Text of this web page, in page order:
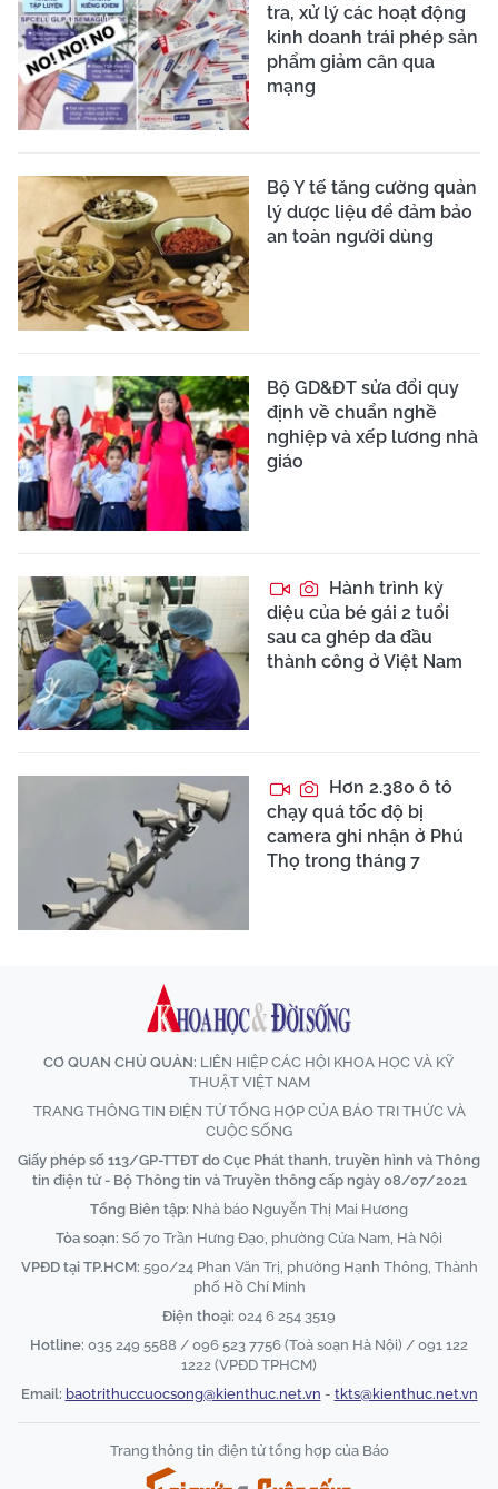
tra, xử lý các hoạt động
kinh doanh trái phép sản
phẩm giảm cân qua
mạng
Bộ Y tế tăng cường quản
lý dược liệu để đảm bảo
an toàn người dùng
Bộ GD&ĐT sửa đổi quy
định về chuẩn nghề
nghiệp và xếp lương nhà
giáo
Hành trình kỳ
diệu của bé gái 2 tuổi
sau ca ghép da đầu
thành công ở Việt Nam
Hơn 2.380 ô tô
chạy quá tốc độ bị
camera ghi nhận ở Phú
Thọ trong tháng 7
CƠ QUAN CHỦ QUẢN: LIÊN HIỆP CÁC HỘI KHOA HỌC VÀ KỸ
THUẬT VIỆT NAM
TRANG THÔNG TIN ĐIỆN TỬ TỔNG HỢP CỦA BÁO TRI THỨC VÀ
CUỘC SỐNG
Giấy phép số 113/GP-TTĐT do Cục Phát thanh, truyền hình và Thông
tin điện tử - Bộ Thông tin và Truyền thông cấp ngày 08/07/2021
Tổng Biên tập: Nhà báo Nguyễn Thị Mai Hương
Tòa soạn: Số 70 Trần Hưng Đạo, phường Cửa Nam, Hà Nội
VPĐD tại TP.HCM: 590/24 Phan Văn Trị, phường Hạnh Thông, Thành
phố Hồ Chí Minh
Điện thoại: 024 6 254 3519
Hotline: 035 249 5588 / 096 523 7756 (Toà soạn Hà Nội) / 091 122
1222 (VPĐD TPHCM)
Email: baotrithuccuocsong@kienthuc.net.vn - tkts@kienthuc.net.vn
Trang thông tin điện tử tổng hợp của Báo